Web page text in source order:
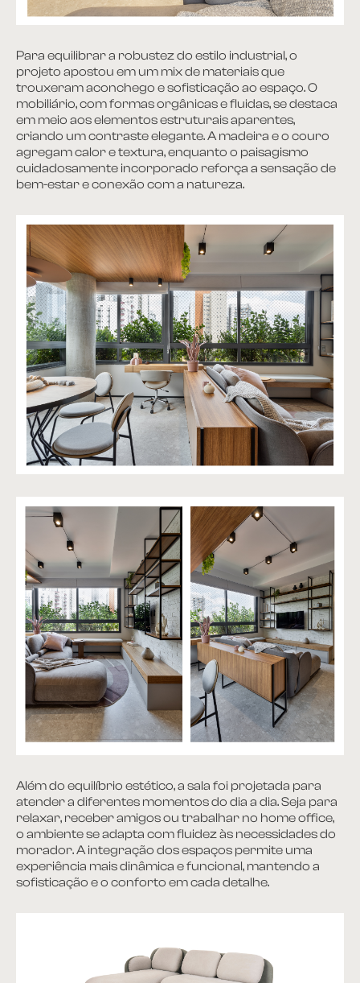
Para equilibrar a robustez do estilo industrial, o
projeto apostou em um mix de materiais que
trouxeram aconchego e sofisticação ao espaço. O
mobiliário, com formas orgânicas e fluidas, se destaca
em meio aos elementos estruturais aparentes,
criando um contraste elegante. A madeira e o couro
agregam calor e textura, enquanto o paisagismo
cuidadosamente incorporado reforça a sensação de
bem-estar e conexão com a natureza.
Além do equilíbrio estético, a sala foi projetada para
atender a diferentes momentos do dia a dia. Seja para
relaxar, receber amigos ou trabalhar no home office,
o ambiente se adapta com fluidez às necessidades do
morador. A integração dos espaços permite uma
experiência mais dinâmica e funcional, mantendo a
sofisticação e o conforto em cada detalhe.